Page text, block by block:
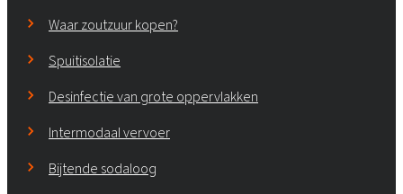
Waar zoutzuur kopen?
Spuitisolatie
Desinfectie van grote oppervlakken
Intermodaal vervoer
Bijtende sodaloog